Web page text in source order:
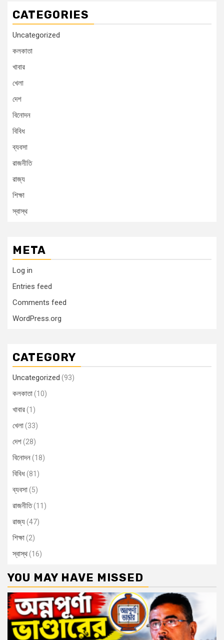
CATEGORIES
Uncategorized
কলকাতা
খাবার
খেলা
দেশ
বিনোদন
বিবিধ
ব্যবসা
রাজনীতি
রাজ্য
শিক্ষা
স্বাস্থ
META
Log in
Entries feed
Comments feed
WordPress.org
CATEGORY
Uncategorized (93)
কলকাতা(10)
খাবার(1)
খেলা(33)
দেশ(28)
বিনোদন(18)
বিবিধ(81)
ব্যবসা(5)
রাজনীতি(11)
রাজ্য(47)
শিক্ষা(2)
স্বাস্থ(16)
YOU MAY HAVE MISSED